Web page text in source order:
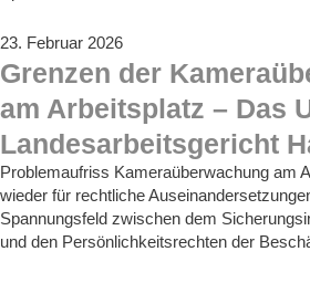
23. Februar 2026
Grenzen der
am Arbeitsplatz – Das
Landesarbeitsgericht
Problemaufriss Kameraüberwachung am
wieder für rechtliche
Spannungsfeld zwischen dem
und den Persönlichkeitsrechten der